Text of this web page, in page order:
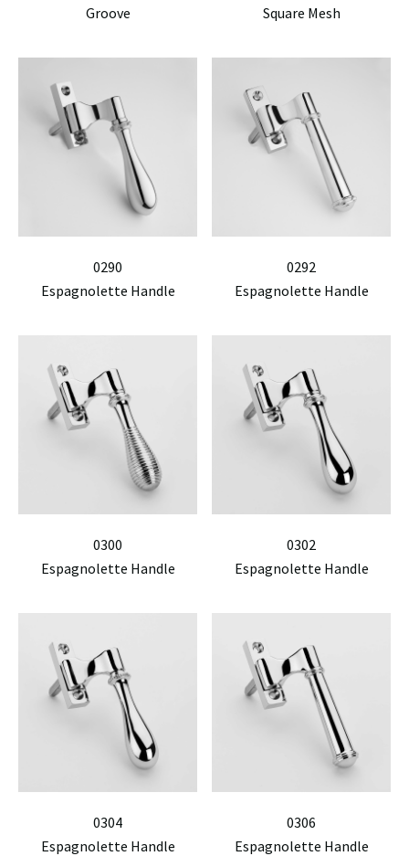
Groove
Square Mesh
0290
Espagnolette Handle
0292
Espagnolette Handle
0300
Espagnolette Handle
0302
Espagnolette Handle
0304
Espagnolette Handle
0306
Espagnolette Handle